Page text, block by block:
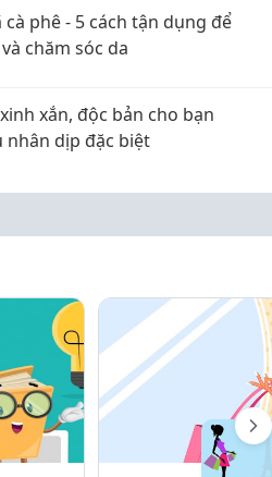
phê - 5 cách tận dụng để
chăm sóc da
xắn, độc bản cho bạn
dịp đặc biệt